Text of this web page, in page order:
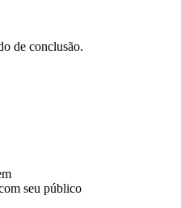
de conclusão.
seu público